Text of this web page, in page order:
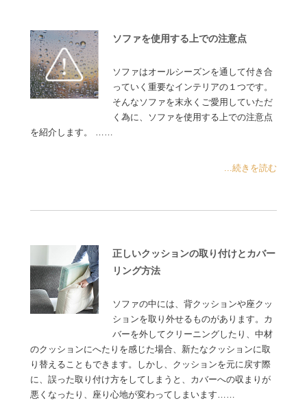
ソファを使用する上での注意点
ソファはオールシーズンを通して付き合
っていく重要なインテリアの１つです。
そんなソファを末永くご愛用していただ
く為に、ソファを使用する上での注意点
を紹介します。 ……
...続きを読む
正しいクッションの取り付けとカバー
リング方法
ソファの中には、背クッションや座クッ
ションを取り外せるものがあります。カ
バーを外してクリーニングしたり、中材
のクッションにへたりを感じた場合、新たなクッションに取
り替えることもできます。しかし、クッションを元に戻す際
に、誤った取り付け方をしてしまうと、カバーへの収まりが
悪くなったり、座り心地が変わってしまいます……